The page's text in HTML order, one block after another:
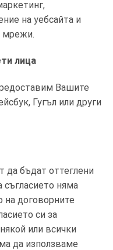
на уебсайта и
мрежи.
лица
Вашите
Гугъл или други
да бъдат оттеглени
съгласието няма
на договорните
си за
или всички
да използваме